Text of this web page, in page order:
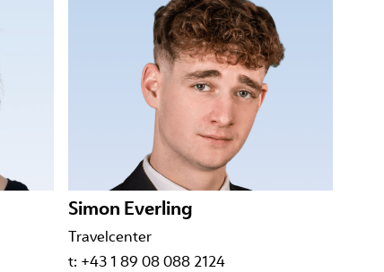
Simon Everling
Travelcenter
t: +43 1 89 08 088 2124